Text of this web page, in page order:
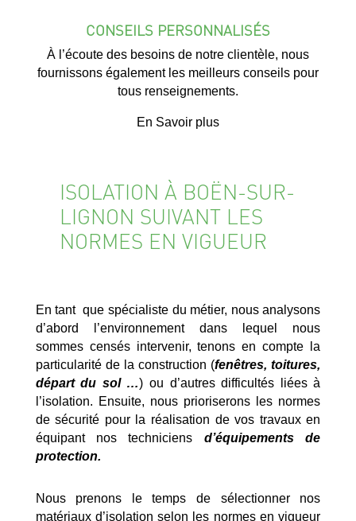
CONSEILS PERSONNALISÉS
À l’écoute des besoins de notre clientèle, nous
fournissons également les meilleurs conseils pour
tous renseignements.
En Savoir plus
ISOLATION À BOËN-SUR-
LIGNON SUIVANT LES
NORMES EN VIGUEUR
En tant que spécialiste du métier, nous analysons
d’abord l’environnement dans lequel nous
sommes censés intervenir, tenons en compte la
particularité de la construction (fenêtres, toitures,
départ du sol …) ou d’autres difficultés liées à
l’isolation. Ensuite, nous prioriserons les normes
de sécurité pour la réalisation de vos travaux en
équipant nos techniciens d’équipements de
protection.
Nous prenons le temps de sélectionner nos
matériaux d’isolation selon les normes en vigueur